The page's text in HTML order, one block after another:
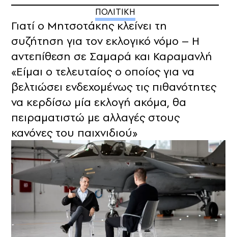
ΠΟΛΙΤΙΚΗ
Γιατί ο Μητσοτάκης κλείνει τη
συζήτηση για τον εκλογικό νόμο – Η
αντεπίθεση σε Σαμαρά και Καραμανλή
«Είμαι ο τελευταίος ο οποίος για να
βελτιώσει ενδεχομένως τις πιθανότητες
να κερδίσω μία εκλογή ακόμα, θα
πειραματιστώ με αλλαγές στους
κανόνες του παιχνιδιού»